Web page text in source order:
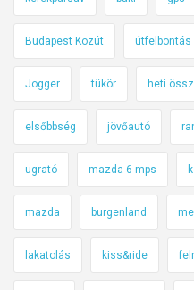
Budapest Közút útfelbontás
Jogger tükör heti
elsőbbség jövőautó
ugrató mazda 6 mps
mazda burgenland
lakatolás kiss&ride